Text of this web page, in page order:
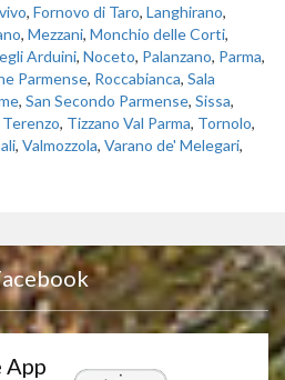
, Fornovo di Taro, Langhirano,
, Mezzani, Monchio delle Corti,
Arduini, Noceto, Palanzano, Parma,
Parmense, Roccabianca, Sala
, San Secondo Parmense, Sissa,
Terenzo, Tizzano Val Parma, Tornolo,
, Valmozzola, Varano de' Melegari,
App